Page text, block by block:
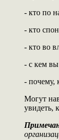
- кто по
- кто
- кто во
- с кем
- почему,
Могут
увидеть,